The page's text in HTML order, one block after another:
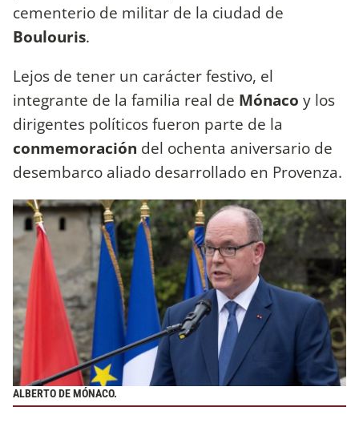
cementerio de militar de la ciudad de
Boulouris.
Lejos de tener un carácter festivo, el
integrante de la familia real de Mónaco y los
dirigentes políticos fueron parte de la
conmemoración del ochenta aniversario de
desembarco aliado desarrollado en Provenza.
ALBERTO DE MÓNACO.